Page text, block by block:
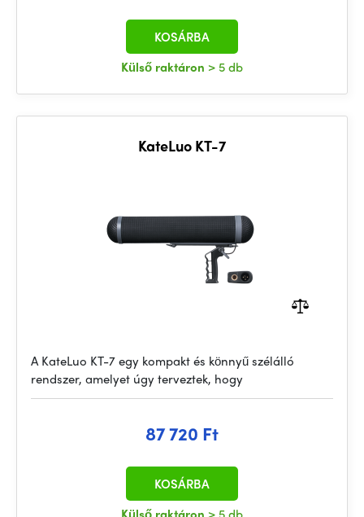
Külső raktáron > 5 db
KOSÁRBA
KateLuo KT-7
A KateLuo KT-7 egy kompakt és könnyű szélálló
rendszer, amelyet úgy terveztek, hogy
87 720 Ft
KOSÁRBA